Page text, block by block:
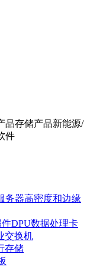
品存储产品新能源/
件
务器高密度和边缘
件DPU数据处理卡
交换机
存储